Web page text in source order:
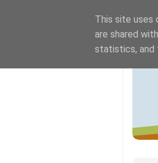
This site uses
are shared
statistics, and